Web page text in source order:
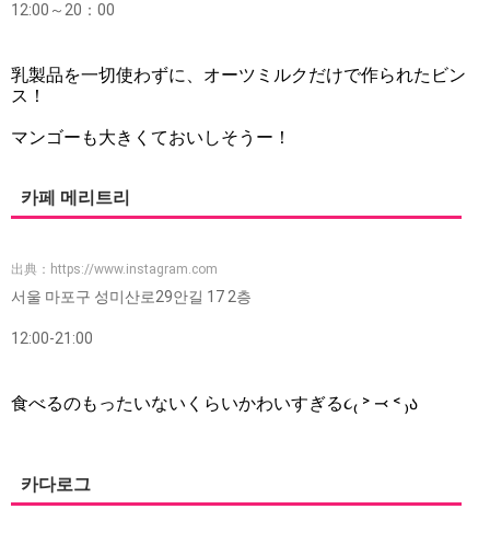
12:00～20：00
乳製品を一切使わずに、オーツミルクだけで作られたビン
ス！
マンゴーも大きくておいしそうー！
카페 메리트리
出典： https://www.instagram.com
서울 마포구 성미산로29안길 17 2층
12:00-21:00
食べるのもったいないくらいかわいすぎる૮₍ ˃ ⤙ ˂ ₎ა
카다로그